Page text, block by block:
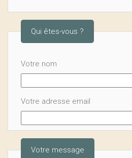
Qui êtes-vous ?
Votre nom
Votre adresse email
Votre message